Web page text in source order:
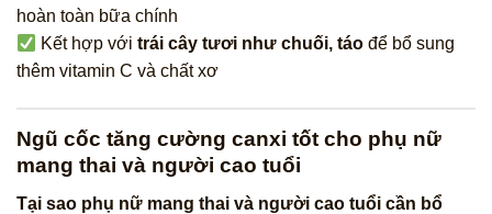
hoàn toàn bữa chính
Kết hợp vớitrái cây tươi như chuối, táo để bổ sung
thêm vitamin C và chất xơ
Ngũ cốc tăng cường canxi tốt cho phụ nữ
mang thai và người cao tuổi
Tại sao phụ nữ mang thai và người cao tuổi cần bổ